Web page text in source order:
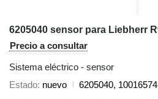
Precio a consultar
Sistema eléctrico - sensor
Estado nuevo
6205040, 10016574